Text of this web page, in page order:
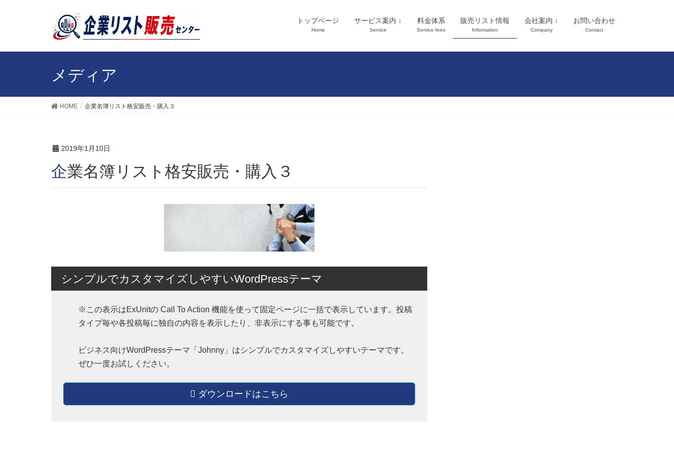
トップページ
Home
サービス案内 ↓
Service
料金体系
Service fees
販売リスト情報
Information
会社案内 ↓
Company
お問い合わせ
Contact
メディア
HOME 企業名簿リスト格安販売・購入３
2019年1月10日
企業名簿リスト格安販売・購入３
シンプルでカスタマイズしやすいWordPressテーマ
※この表示はExUnitの Call To Action 機能を使って固定ページに一括で表示しています。投稿
タイプ毎や各投稿毎に独自の内容を表示したり、非表示にする事も可能です。
ビジネス向けWordPressテーマ「Johnny」はシンプルでカスタマイズしやすいテーマです。
ぜひ一度お試しください。
ダウンロードはこちら